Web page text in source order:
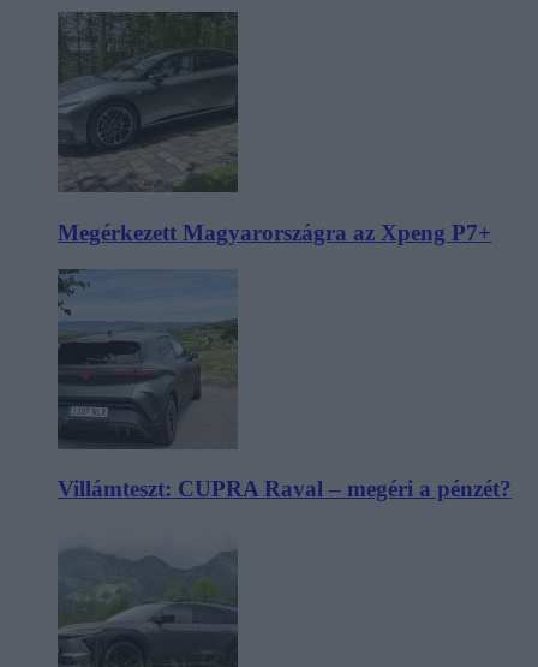
Megérkezett Magyarországra az Xpeng P7+
Villámteszt: CUPRA Raval – megéri a pénzét?